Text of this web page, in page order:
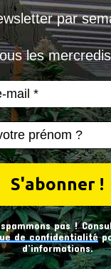
par
les
pas !
de confidentialité
d’informations.